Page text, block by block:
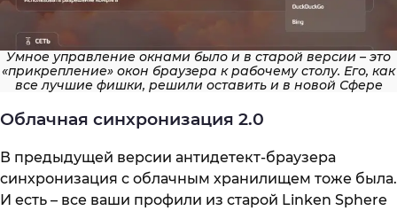
Умное управление окнами было и в старой версии – это
«прикрепление» окон браузера к рабочему столу. Его, как
все лучшие фишки, решили оставить и в новой Сфере
Облачная синхронизация 2.0
В предыдущей версии антидетект-браузера
синхронизация с облачным хранилищем тоже была.
И есть – все ваши профили из старой Linken Sphere